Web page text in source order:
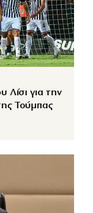
Λίσι για την
Τούμπας